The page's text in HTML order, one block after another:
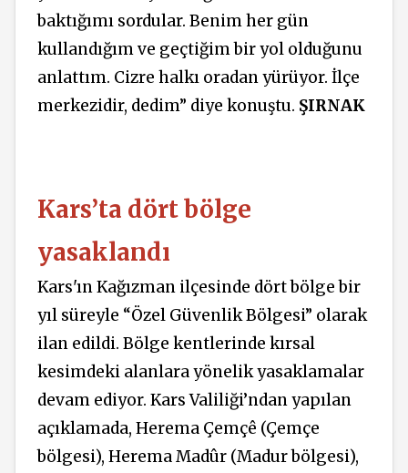
baktığımı sordular. Benim her gün
kullandığım ve geçtiğim bir yol olduğunu
anlattım. Cizre halkı oradan yürüyor. İlçe
merkezidir, dedim” diye konuştu. ŞIRNAK
Kars’ta dört bölge
yasaklandı
Kars'ın Kağızman ilçesinde dört bölge bir
yıl süreyle “Özel Güvenlik Bölgesi” olarak
ilan edildi. Bölge kentlerinde kırsal
kesimdeki alanlara yönelik yasaklamalar
devam ediyor. Kars Valiliği’ndan yapılan
açıklamada, Herema Çemçê (Çemçe
bölgesi), Herema Madûr (Madur bölgesi),